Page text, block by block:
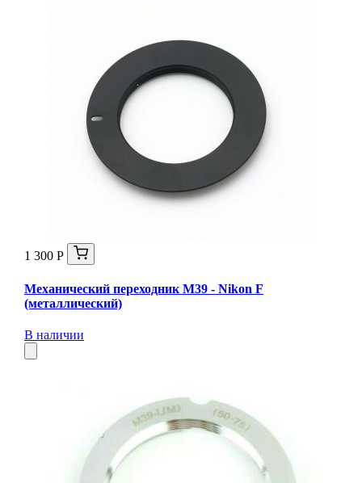
1 300 Р
Механический переходник M39 - Nikon F
(металлический)
В наличии